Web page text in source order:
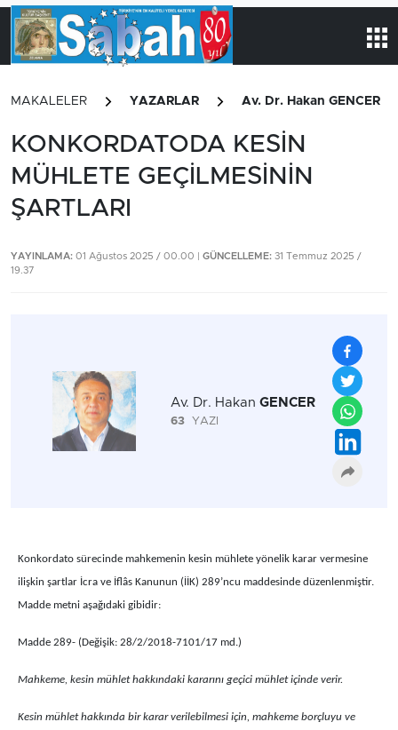
MAKALELER YAZARLAR Av. Dr. Hakan GENCER
KONKORDATODA KESİN
MÜHLETE GEÇİLMESİNİN
ŞARTLARI
YAYINLAMA: 01 Ağustos 2025 / 00.00 | GÜNCELLEME: 31 Temmuz 2025 /
19.37
Av. Dr. Hakan GENCER
63 YAZI
Konkordato sürecinde mahkemenin kesin mühlete yönelik karar vermesine
ilişkin şartlar İcra ve İflâs Kanunun (İİK) 289’ncu maddesinde düzenlenmiştir.
Madde metni aşağıdaki gibidir:
Madde 289- (Değişik: 28/2/2018-7101/17 md.)
Mahkeme, kesin mühlet hakkındaki kararını geçici mühlet içinde verir.
Kesin mühlet hakkında bir karar verilebilmesi için, mahkeme borçluyu ve